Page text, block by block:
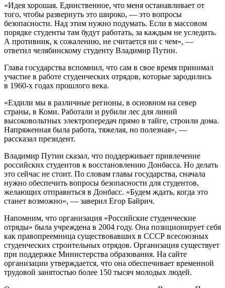
«Идея хорошая. Единственное, что меня останавливает от
того, чтобы развернуть это широко, — это вопросы
безопасности. Над этим нужно подумать. Если в массовом
порядке студенты там будут работать, за каждым не уследить.
А противник, к сожалению, не считается ни с чем», —
ответил челябинскому студенту Владимир Путин.
Глава государства вспомнил, что сам в свое время принимал
участие в работе студенческих отрядов, которые зародились
в 1960-х годах прошлого века.
«Ездили мы в различные регионы, в основном на север
страны, в Коми. Работали и рубили лес для линий
высоковольтных электропередач прямо в тайге, строили дома.
Напряженная была работа, тяжелая, но полезная», —
рассказал президент.
Владимир Путин сказал, что поддерживает привлечение
российских студентов к восстановлению Донбасса. Но делать
это сейчас не стоит. По словам главы государства, сначала
нужно обеспечить вопросы безопасности для студентов,
желающих отправиться в Донбасс. «Будем ждать, когда это
станет возможно», — заверил Егор Байрич.
Напомним, что организация «Российские студенческие
отряды» была учреждена в 2004 году. Она позиционирует себя
как правопреемница существовавших в СССР всесоюзных
студенческих строительных отрядов. Организация существует
при поддержке Министерства образования. На сайте
организации утверждается, что она обеспечивает временной
трудовой занятостью более 150 тысяч молодых людей.